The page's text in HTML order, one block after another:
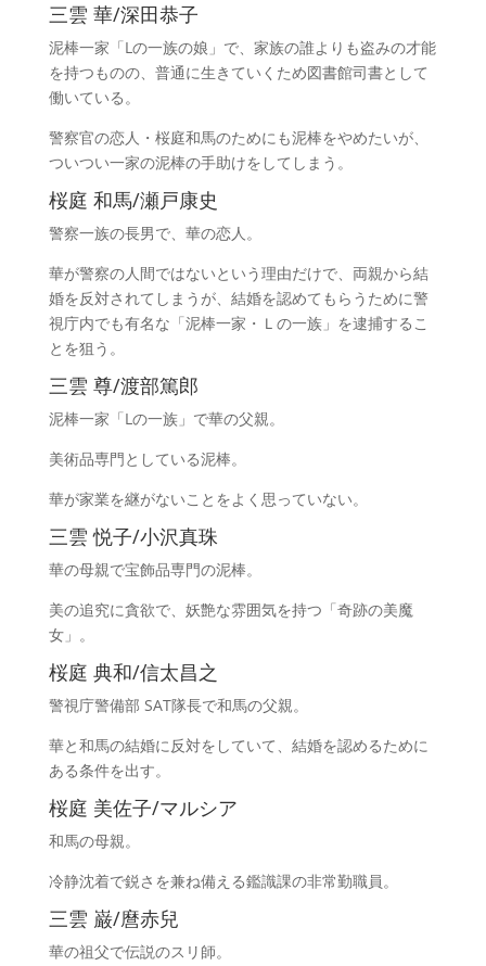
三雲 華/深田恭子
泥棒一家「Lの一族の娘」で、家族の誰よりも盗みの才能
を持つものの、普通に生きていくため図書館司書として
働いている。
警察官の恋人・桜庭和馬のためにも泥棒をやめたいが、
ついつい一家の泥棒の手助けをしてしまう。
桜庭 和馬/瀬戸康史
警察一族の長男で、華の恋人。
華が警察の人間ではないという理由だけで、両親から結
婚を反対されてしまうが、結婚を認めてもらうために警
視庁内でも有名な「泥棒一家・Ｌの一族」を逮捕するこ
とを狙う。
三雲 尊/渡部篤郎
泥棒一家「Lの一族」で華の父親。
美術品専門としている泥棒。
華が家業を継がないことをよく思っていない。
三雲 悦子/小沢真珠
華の母親で宝飾品専門の泥棒。
美の追究に貪欲で、妖艶な雰囲気を持つ「奇跡の美魔
女」。
桜庭 典和/信太昌之
警視庁警備部 SAT隊長で和馬の父親。
華と和馬の結婚に反対をしていて、結婚を認めるために
ある条件を出す。
桜庭 美佐子/マルシア
和馬の母親。
冷静沈着で鋭さを兼ね備える鑑識課の非常勤職員。
三雲 巌/麿赤兒
華の祖父で伝説のスリ師。